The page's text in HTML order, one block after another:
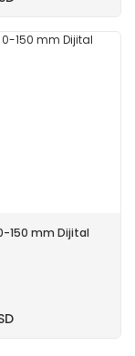
150 mm Dijital